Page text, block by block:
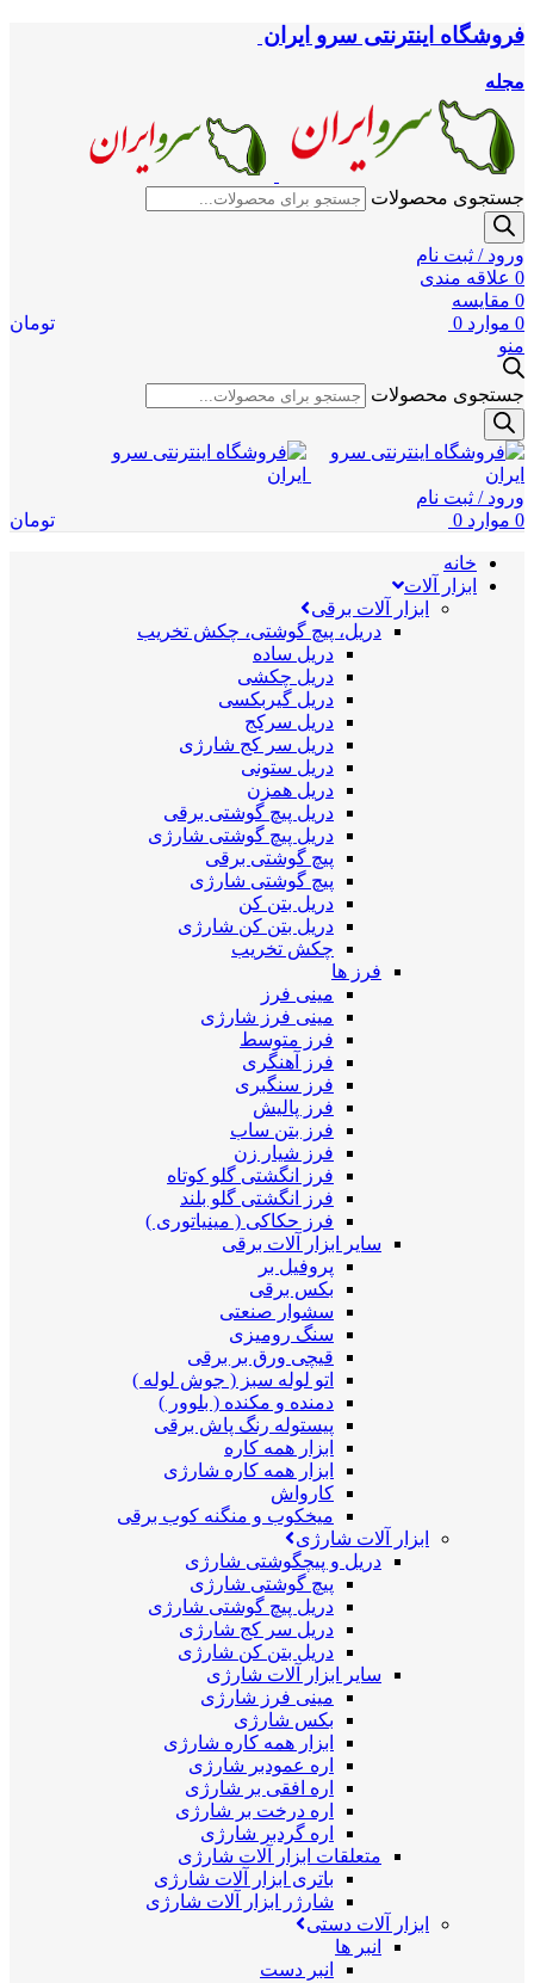
فروشگاه اینترنتی سرو ایران
مجله
جستجوی محصولات
ورود / ثبت نام
0 علاقه مندی
0 مقایسه
0 موارد 0
تومان
منو
جستجوی محصولات
ورود / ثبت نام
0 موارد 0 تومان
خانه
ابزار آلات
ابزار آلات برقی
دریل، پیچ گوشتی، چکش تخریب
دریل ساده
دریل چکشی
دریل گیربکسی
دریل سرکج
دریل سر کج شارژی
دریل ستونی
دریل همزن
دریل پیچ گوشتی برقی
دریل پیچ گوشتی شارژی
پیچ گوشتی برقی
پیچ گوشتی شارژی
دریل بتن کن
دریل بتن کن شارژی
چکش تخریب
فرز ها
مینی فرز
مینی فرز شارژی
فرز متوسط
فرز آهنگری
فرز سنگبری
فرز پالیش
فرز بتن ساب
فرز شیار زن
فرز انگشتی گلو کوتاه
فرز انگشتی گلو بلند
فرز حکاکی ( مینیاتوری )
سایر ابزار آلات برقی
پروفیل بر
بکس برقی
سشوار صنعتی
سنگ رومیزی
قیچی ورق بر برقی
اتو لوله سبز ( جوش لوله )
دمنده و مکنده ( بلوور )
پیستوله رنگ پاش برقی
ابزار همه کاره
ابزار همه کاره شارژی
کارواش
میخکوب و منگنه کوب برقی
ابزار آلات شارژی
دریل و پیچگوشتی شارژی
پیچ گوشتی شارژی
دریل پیچ گوشتی شارژی
دریل سر کج شارژی
دریل بتن کن شارژی
سایر ابزار آلات شارژی
مینی فرز شارژی
بکس شارژی
ابزار همه کاره شارژی
اره عمودبر شارژی
اره افقی بر شارژی
اره درخت بر شارژی
اره گردبر شارژی
متعلقات ابزار آلات شارژی
باتری ابزار آلات شارژی
شارژر ابزار آلات شارژی
ابزار آلات دستی
انبر ها
انبر دست